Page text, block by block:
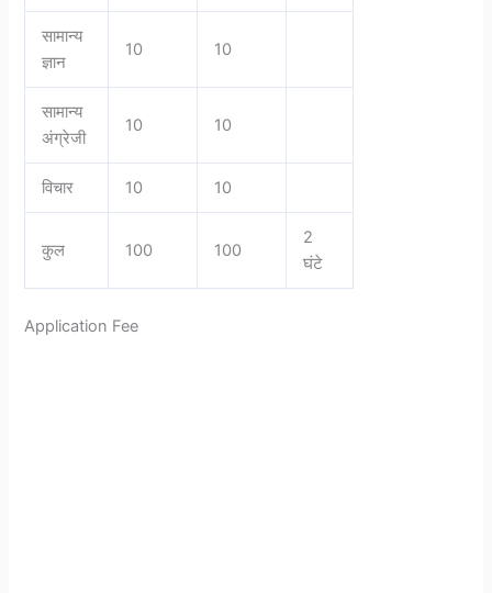
सामान्य
ज्ञान
10 10
सामान्य
अंग्रेजी
10 10
विचार 10 10
कुल 100 100
2
घंटे
Application Fee